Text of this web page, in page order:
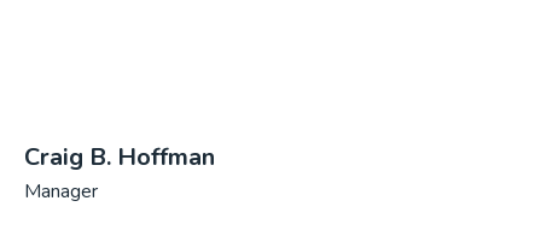
Craig B. Hoffman
Manager